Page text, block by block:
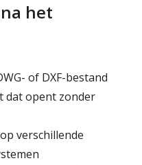
het
of DXF-bestand
dat opent zonder
verschillende